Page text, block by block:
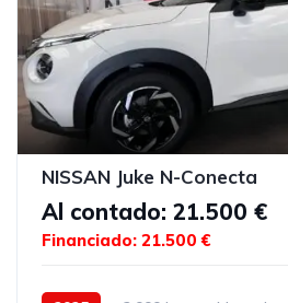
NISSAN Juke N-Conecta
Al contado: 21.500 €
Financiado: 21.500 €